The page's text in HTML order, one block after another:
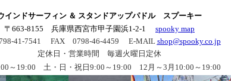
インドサーフィン ＆ スタンドアップパドル スプーキー
〒663-8155 兵庫県西宮市甲子園浜1-2-1
spooky map
41-7541 FAX 0798-46-4459 E-MAIL shop@spooky.co.jp
定休日・営業時間 毎週火曜日定休
～19:00 土・日・祝日9:00～19:00 12月～3月10:00～19:00